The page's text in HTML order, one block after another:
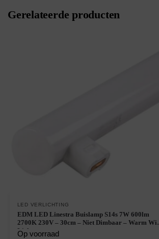
Gerelateerde producten
LED VERLICHTING
EDM LED Linestra Buislamp S14s 7W 600lm
2700K 230V – 30cm – Niet Dimbaar – Warm Wit
Licht
Op voorraad